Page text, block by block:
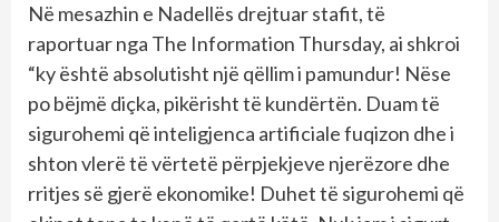
Në mesazhin e Nadellës drejtuar stafit, të
raportuar nga The Information Thursday, ai shkroi
“ky është absolutisht një qëllim i pamundur! Nëse
po bëjmë diçka, pikërisht të kundërtën. Duam të
sigurohemi që inteligjenca artificiale fuqizon dhe i
shton vlerë të vërtetë përpjekjeve njerëzore dhe
rritjes së gjerë ekonomike! Duhet të sigurohemi që